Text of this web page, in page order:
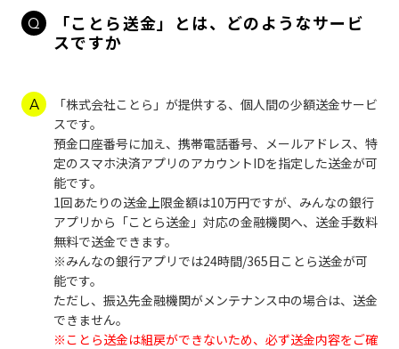
「ことら送金」とは、どのようなサービ
スですか
「株式会社ことら」が提供する、個人間の少額送金サービ
スです。
預金口座番号に加え、携帯電話番号、メールアドレス、特
定のスマホ決済アプリのアカウントIDを指定した送金が可
能です。
1回あたりの送金上限金額は10万円ですが、みんなの銀行
アプリから「ことら送金」対応の金融機関へ、送金手数料
無料で送金できます。
※みんなの銀行アプリでは24時間/365日ことら送金が可
能です。
ただし、振込先金融機関がメンテナンス中の場合は、送金
できません。
※ことら送金は組戻ができないため、必ず送金内容をご確